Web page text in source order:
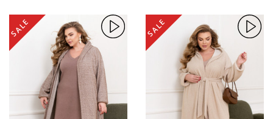
SALE SALE